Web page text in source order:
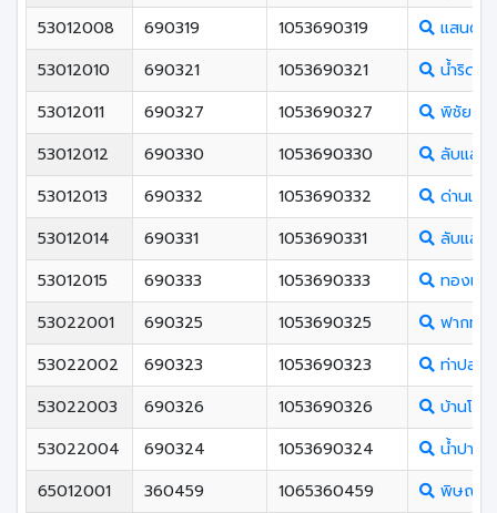
53012008
690319 1053690319
แสนตอ
53012010
690321 1053690321
น้ำริดวิ
53012011
690327 1053690327
พิชัย
53012012
690330 1053690330
ลับแลศ
53012013
690332 1053690332
ด่านแม่
53012014
690331 1053690331
ลับแลพิ
53012015
690333 1053690333
ทองแส
53022001
690325 1053690325
ฟากท่า
53022002
690323 1053690323
ท่าปลาป
53022003
690326 1053690326
บ้านโค
53022004
690324 1053690324
น้ำปาด
65012001
360459 1065360459
พิษณุโล